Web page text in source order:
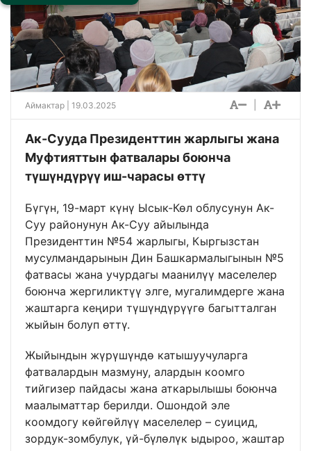
Аймактар | 19.03.2025
Ак-Сууда Президенттин жарлыгы жана
Муфтияттын фатвалары боюнча
түшүндүрүү иш-чарасы өттү
Бүгүн, 19-март күнү Ысык-Көл облусунун Ак-
Суу районунун Ак-Суу айылында
Президенттин №54 жарлыгы, Кыргызстан
мусулмандарынын Дин Башкармалыгынын №5
фатвасы жана учурдагы маанилүү маселелер
боюнча жергиликтүү элге, мугалимдерге жана
жаштарга кеңири түшүндүрүүгө багытталган
жыйын болуп өттү.
Жыйындын жүрүшүндө катышуучуларга
фатвалардын мазмуну, алардын коомго
тийгизер пайдасы жана аткарылышы боюнча
маалыматтар берилди. Ошондой эле
коомдогу көйгөйлүү маселелер – суицид,
зордук-зомбулук, үй-бүлөлүк ыдыроо, жаштар